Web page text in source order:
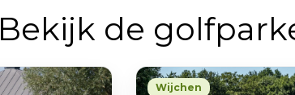
Bekijk de
Wijchen